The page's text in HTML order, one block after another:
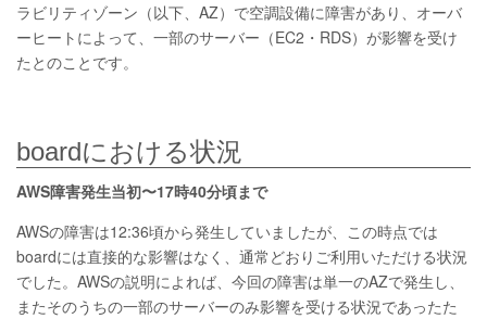
ラビリティゾーン（以下、AZ）で空調設備に障害があり、オーバ
ーヒートによって、一部のサーバー（EC2・RDS）が影響を受け
たとのことです。
boardにおける状況
AWS障害発生当初〜17時40分頃まで
AWSの障害は12:36頃から発生していましたが、この時点では
boardには直接的な影響はなく、通常どおりご利用いただける状況
でした。AWSの説明によれば、今回の障害は単一のAZで発生し、
またそのうちの一部のサーバーのみ影響を受ける状況であったた